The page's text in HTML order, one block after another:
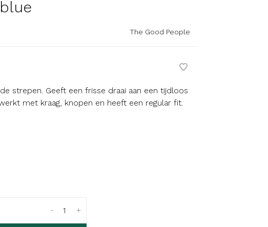
The Good People
strepen. Geeft een frisse draai aan een tijdloos
met kraag, knopen en heeft een regular fit.
+
-